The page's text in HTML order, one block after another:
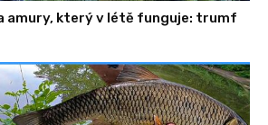
amury, který v létě funguje: trumf